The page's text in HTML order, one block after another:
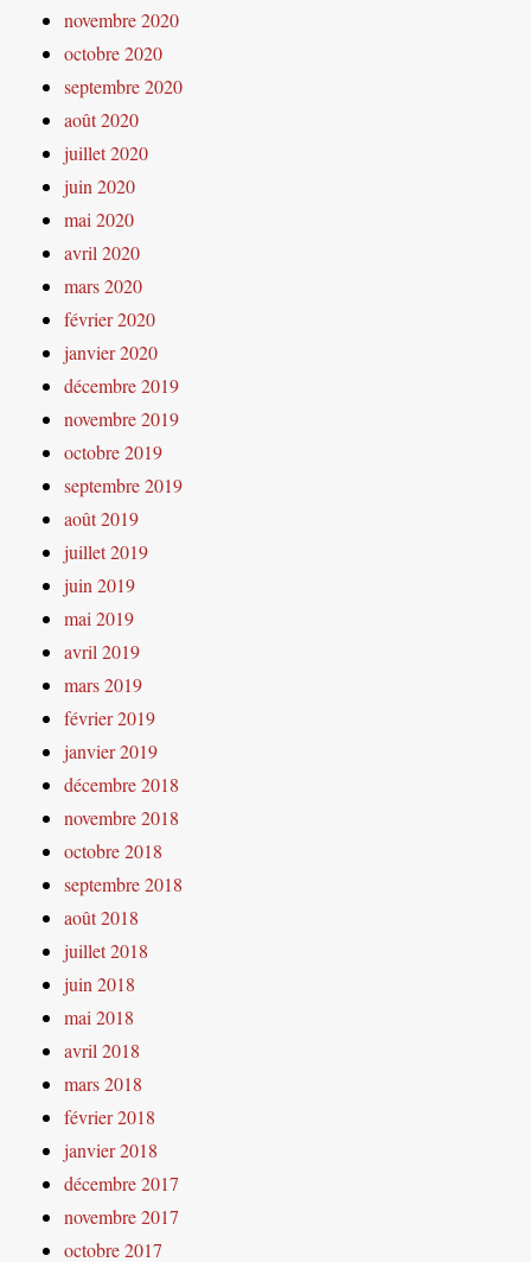
novembre 2020
octobre 2020
septembre 2020
août 2020
juillet 2020
juin 2020
mai 2020
avril 2020
mars 2020
février 2020
janvier 2020
décembre 2019
novembre 2019
octobre 2019
septembre 2019
août 2019
juillet 2019
juin 2019
mai 2019
avril 2019
mars 2019
février 2019
janvier 2019
décembre 2018
novembre 2018
octobre 2018
septembre 2018
août 2018
juillet 2018
juin 2018
mai 2018
avril 2018
mars 2018
février 2018
janvier 2018
décembre 2017
novembre 2017
octobre 2017